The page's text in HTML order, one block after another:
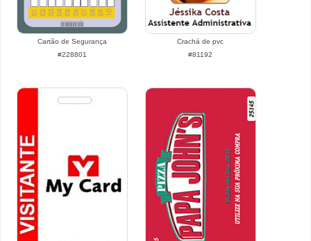
Cartão de Segurança
#228801
Crachá de pvc
#81192